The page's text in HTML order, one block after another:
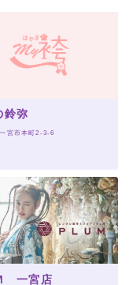
鈴弥
宮市本町2-3-6
一宮店